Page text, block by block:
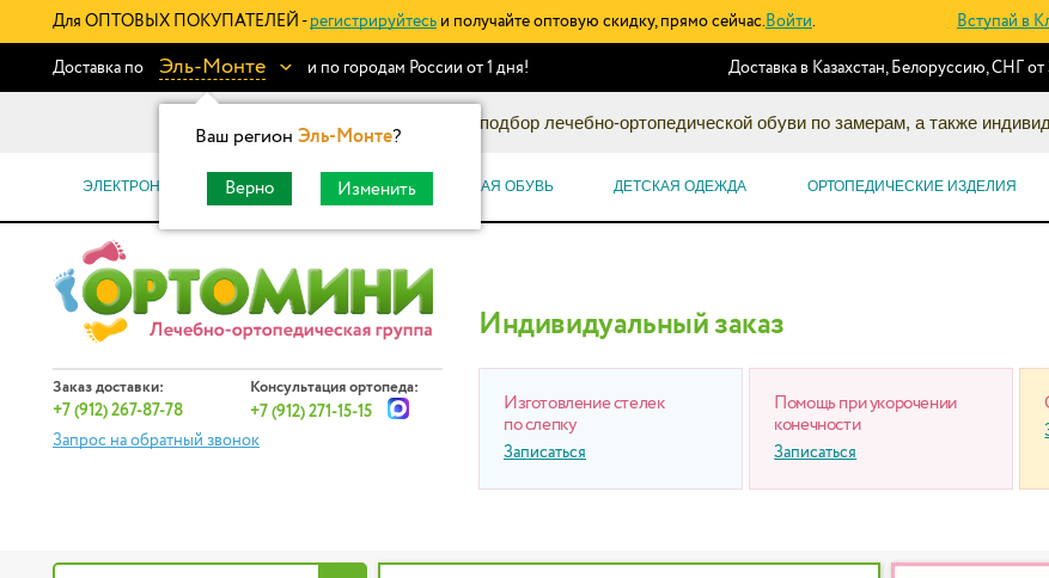
Для ОПТОВЫХ ПОКУПАТЕЛЕЙ - регистрируйтесь и получайте оптовую скидку, прямо сейчас.Войти. Вступай в
Доставка по Эль-Монте
Ваш регион Эль-Монте?
Верно Изменить
и по городам России от 1 дня! Доставка в Казахстан, Белоруссию, СНГ от
Информационный каталог: подбор лечебно-ортопедической обуви по замерам, а также
ЭЛЕКТРОННЫЕ СЕРТИФИКАТЫ ОРТОПЕДИЧЕСКАЯ ОБУВЬ ДЕТСКАЯ ОДЕЖДА ОРТОПЕДИЧЕСКИЕ ИЗДЕЛИЯ
Заказ доставки:
+7 (912) 267-87-78
Консультация ортопеда:
+7 (912) 271-15-15
Запрос на обратный звонок
Индивидуальный заказ
Изготовление стелек
по слепку
Записаться
Помощь при укорочении
конечности
Записаться